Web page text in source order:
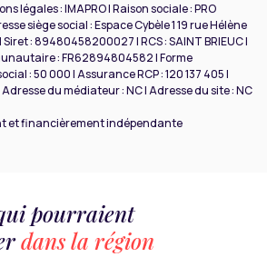
légales : IMAPRO | Raison sociale : PRO
siège social : Espace Cybèle 1 19 rue Hélène
Siret : 89480458200027 | RCS : SAINT BRIEUC |
: FR62894804582 | Forme
: 50 000 | Assurance RCP : 120 137 405 |
du médiateur : NC | Adresse du site : NC
et financièrement indépendante
pourraient
dans la région